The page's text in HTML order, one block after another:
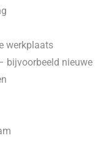
werkplaats
bijvoorbeeld nieuwe